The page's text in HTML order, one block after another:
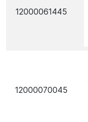
12000061445
12000070045